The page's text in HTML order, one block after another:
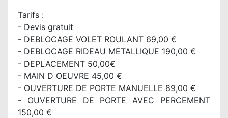
Tarifs :
- Devis gratuit
- DEBLOCAGE VOLET ROULANT 69,00 €
- DEBLOCAGE RIDEAU METALLIQUE 190,00 €
- DEPLACEMENT 50,00€
- MAIN D OEUVRE 45,00 €
- OUVERTURE DE PORTE MANUELLE 89,00 €
- OUVERTURE DE PORTE AVEC PERCEMENT
150,00 €